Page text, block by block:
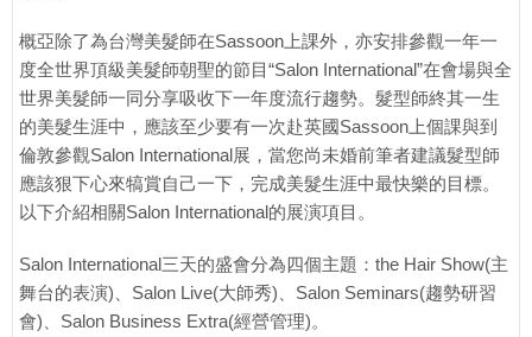
概亞除了為台灣美髮師在Sassoon上課外，亦安排參觀一年一
度全世界頂級美髮師朝聖的節目“Salon International”在會場與全
世界美髮師一同分享吸收下一年度流行趨勢。髮型師終其一生
的美髮生涯中，應該至少要有一次赴英國Sassoon上個課與到
倫敦參觀Salon International展，當您尚未婚前筆者建議髮型師
應該狠下心來犒賞自己一下，完成美髮生涯中最快樂的目標。
以下介紹相關Salon International的展演項目。
Salon International三天的盛會分為四個主題：the Hair Show(主
舞台的表演)、Salon Live(大師秀)、Salon Seminars(趨勢研習
會)、Salon Business Extra(經營管理)。